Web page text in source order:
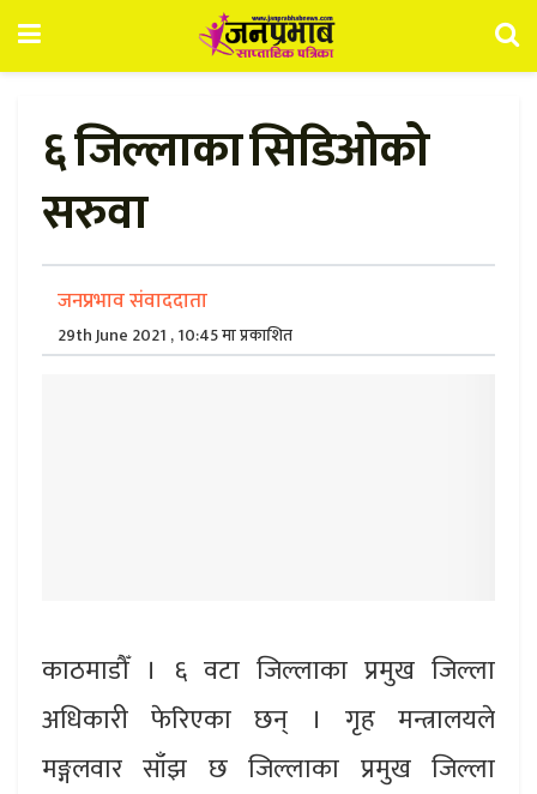
६ जिल्लाका सिडिओको
सरुवा
जनप्रभाव संवाददाता
29th June 2021 , 10:45 मा प्रकाशित
काठमाडौँ । ६ वटा जिल्लाका प्रमुख जिल्ला
अधिकारी फेरिएका छन् । गृह मन्त्रालयले
मङ्गलवार साँझ छ जिल्लाका प्रमुख जिल्ला